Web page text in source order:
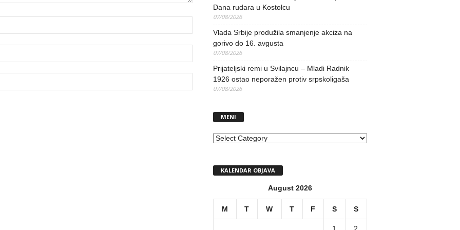
Dana rudara u Kostolcu
07/08/2026
Vlada Srbije produžila smanjenje akciza na
gorivo do 16. avgusta
07/08/2026
Prijateljski remi u Svilajncu – Mladi Radnik
1926 ostao neporažen protiv srpskoligaša
07/08/2026
MENI
MENI
KALENDAR OBJAVA
August 2026
M T W T F S S
1 2